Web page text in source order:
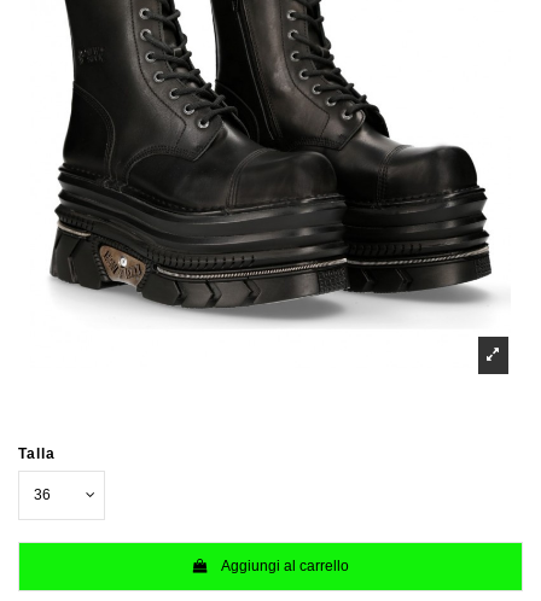
Talla
Aggiungi al carrello